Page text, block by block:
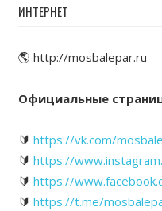
ИНТЕРНЕТ
🌎 http://mosbalepar.ru
Официальные
🔰 https://vk.com/
🔰 https://
🔰 https://
🔰 https://t.me/